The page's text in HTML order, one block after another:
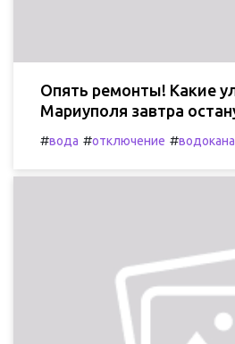
Опять ремонты! Какие
Мариуполя завтра
#вода #отключение #